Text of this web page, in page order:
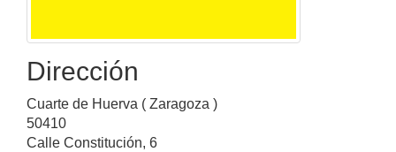
Dirección
Cuarte de Huerva ( Zaragoza )
50410
Calle Constitución, 6